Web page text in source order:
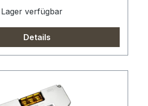
verfügbar
Details